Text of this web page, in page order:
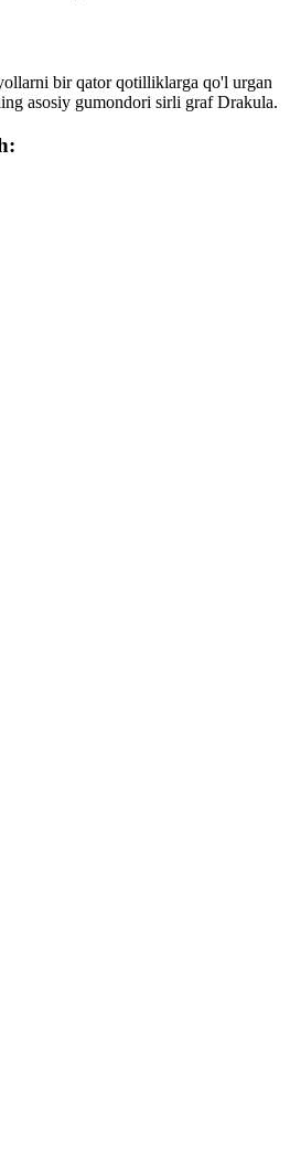
bir qator qotilliklarga qo'l urgan
asosiy gumondori sirli graf Drakula.